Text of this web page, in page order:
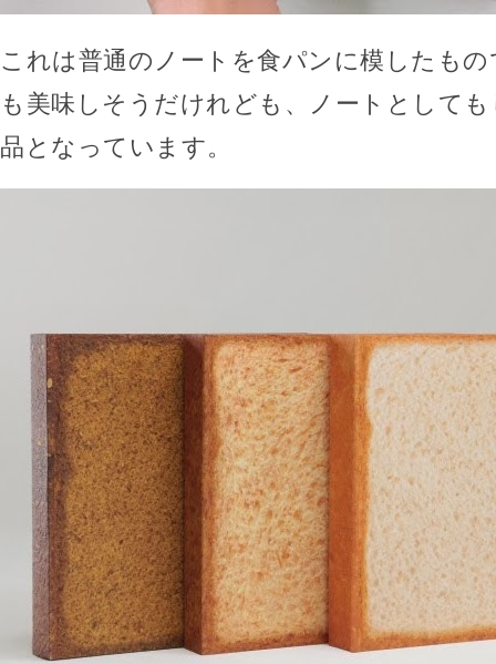
これは普通のノートを食パンに模したも
も美味しそうだけれども、ノートとして
品となっています。